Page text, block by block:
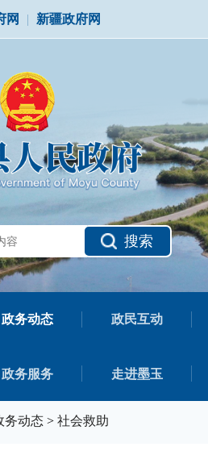
网 | 新疆政府网
搜索
政务动态 政民互动
政务服务 走进墨玉
务动态 > 社会救助